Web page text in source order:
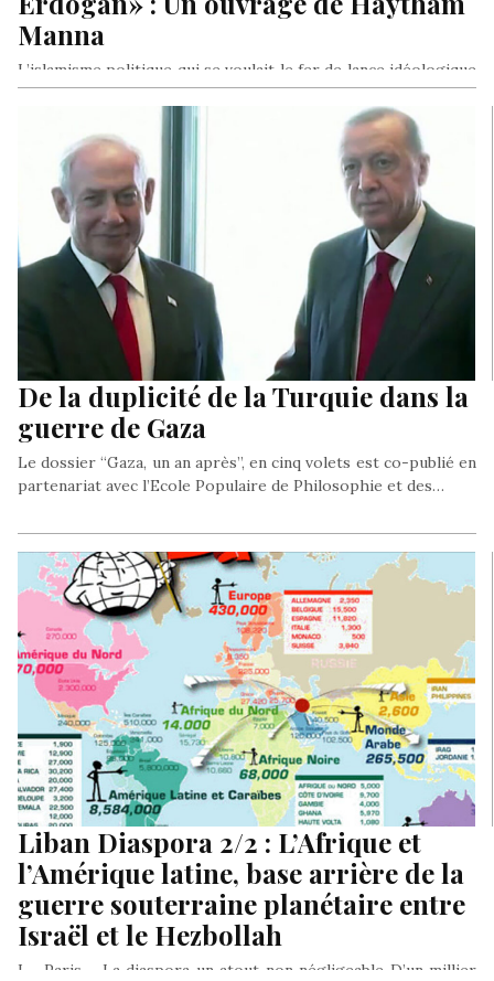
Manna
L’islamisme politique qui se voulait le fer de lance idéologique
du combat d’un bloc géopolitique visant à propulser le Monde
musulman au rang de grand décideur de la planète au terme
d’une longue période sujétion coloniale, aura fait l’effet d’un
cataclysme dévastateur sur l’ensemble de la sphère arabo
musulmane.Tel est le constat sans concession dressé par
Haytham Manna dans son ouvrage
«La chute de l’Islam
Politique… De Mawdudi à Erdogan».
De la duplicité de la Turquie dans la
guerre de Gaza
Le dossier “Gaza, un an après”, en cinq volets est co-publié en
partenariat avec l’Ecole Populaire de Philosophie et des…
Liban Diaspora 2/2 : L’Afrique et
l’Amérique latine, base arrière de la
guerre souterraine planétaire entre
Israël et le Hezbollah
I – Paris – La diaspora un atout non négligeable D’un millier